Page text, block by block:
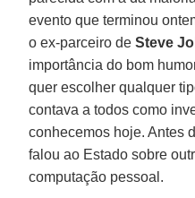
evento que terminou
o ex-parceiro deSteve
importância do bom
quer escolher qualquer
contava a todos como
conhecemos hoje. Antes
falou ao Estado sobre
computação pessoal.